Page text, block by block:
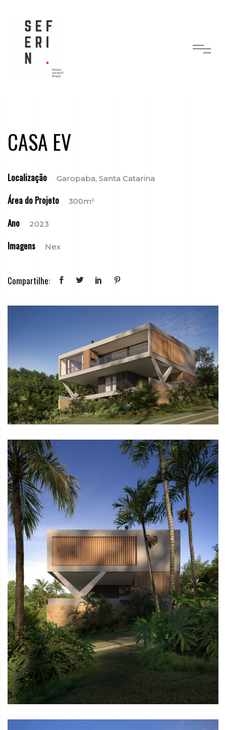
CASA EV
Localização Garopaba, Santa Catarina
Área do Projeto 300m²
Ano 2023
Imagens Nex
Compartilhe: